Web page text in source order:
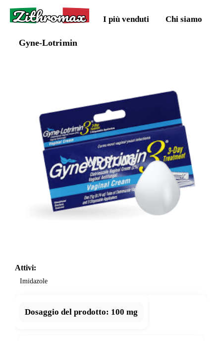
Zithromax I più venduti Chi siamo
Gyne-Lotrimin
Attivi:
Imidazole
Dosaggio del prodotto: 100 mg